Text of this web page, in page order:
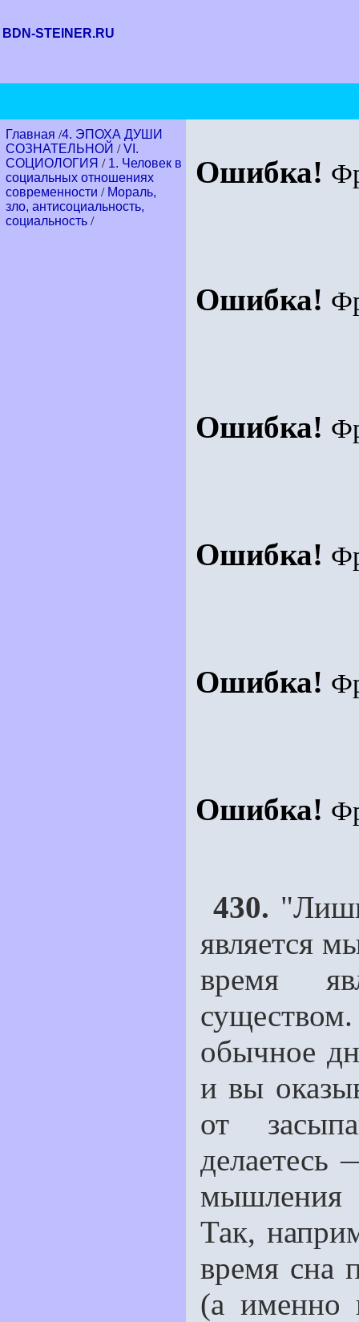
BDN-STEINER.RU
Главная /4. ЭПОХА ДУШИ
СОЗНАТЕЛЬНОЙ /VI.
СОЦИОЛОГИЯ / 1. Человек в
социальных отношениях
современности / Мораль,
зло, антисоциальность,
социальность /
Ошибка!
Ошибка!
Ошибка!
Ошибка!
Ошибка!
Ошибка!
430.
является
время
обычное
и вы
от
делаетесь
Так,
время сна
(а именно